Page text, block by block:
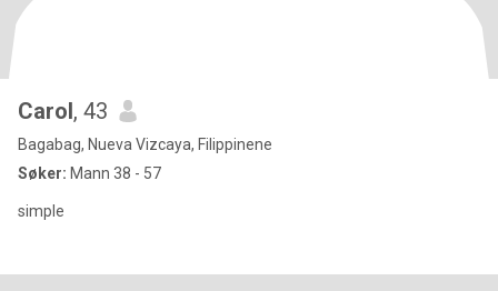
Carol, 43
Bagabag, Nueva Vizcaya, Filippinene
Søker: Mann 38 - 57
simple